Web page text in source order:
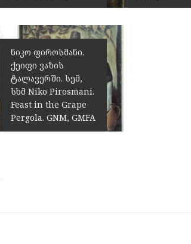
ნიკო ფიროსმანი.
ქეიფი ვაზის
ტალავერში. სემ,
სხმ Niko Pirosmani.
Feast in the Grape
Pergola. GNM, GMFA